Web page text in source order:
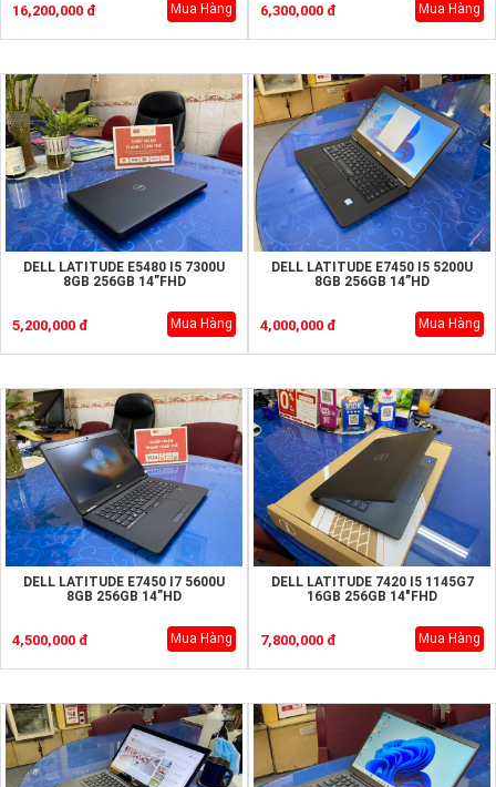
16,200,000 đ Mua Hàng 6,300,000 đ Mua Hàng
DELL LATITUDE E5480 I5 7300U
8GB 256GB 14”FHD
5,200,000 đ Mua Hàng
DELL LATITUDE E7450 I5 5200U
8GB 256GB 14”HD
4,000,000 đ Mua Hàng
DELL LATITUDE E7450 I7 5600U
8GB 256GB 14”HD
4,500,000 đ Mua Hàng
DELL LATITUDE 7420 I5 1145G7
16GB 256GB 14"FHD
7,800,000 đ Mua Hàng